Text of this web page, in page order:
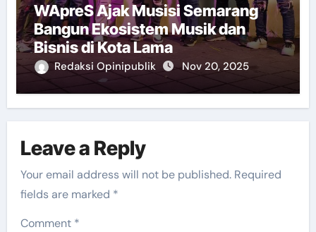
WApreS Ajak Musisi Semarang
Bangun Ekosistem Musik dan
Bisnis di Kota Lama
Redaksi Opinipublik Nov 20, 2025
Leave a Reply
Your email address will not be published. Required
fields are marked *
Comment *